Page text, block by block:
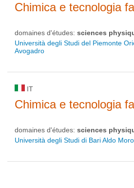
Chimica e tecnologia
domaines d'études: sciences
Università degli Studi del Piemonte
Avogadro
IT
Chimica e tecnologia
domaines d'études: sciences
Università degli Studi di Bari Aldo Moro